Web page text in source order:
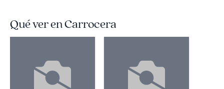
Qué ver en Carrocera